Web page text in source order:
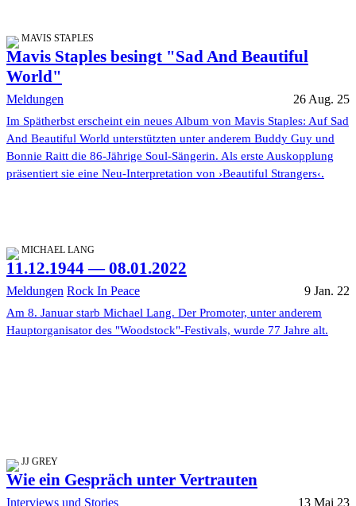
MAVIS STAPLES
Mavis Staples besingt "Sad And Beautiful
World"
Meldungen 26 Aug. 25
Im Spätherbst erscheint ein neues Album von Mavis Staples: Auf Sad
And Beautiful World unterstützten unter anderem Buddy Guy und
Bonnie Raitt die 86-Jährige Soul-Sängerin. Als erste Auskopplung
präsentiert sie eine Neu-Interpretation von ›Beautiful Strangers‹.
MICHAEL LANG
11.12.1944 — 08.01.2022
Meldungen Rock In Peace 9 Jan. 22
Am 8. Januar starb Michael Lang. Der Promoter, unter anderem
Hauptorganisator des "Woodstock"-Festivals, wurde 77 Jahre alt.
JJ GREY
Wie ein Gespräch unter Vertrauten
Interviews und Stories 13 Mai 23